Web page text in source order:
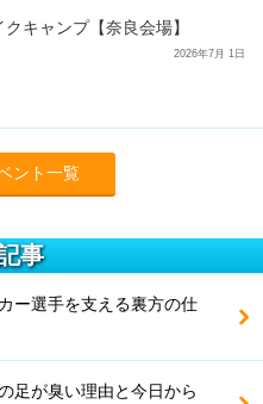
キャンプ【奈良会場】
2026年7月 1日
ント一覧
事
ー選手を支える裏方の仕
足が臭い理由と今日から